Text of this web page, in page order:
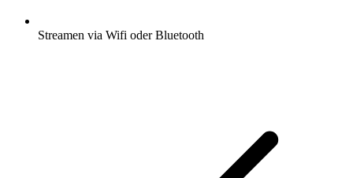
Streamen via Wifi oder Bluetooth